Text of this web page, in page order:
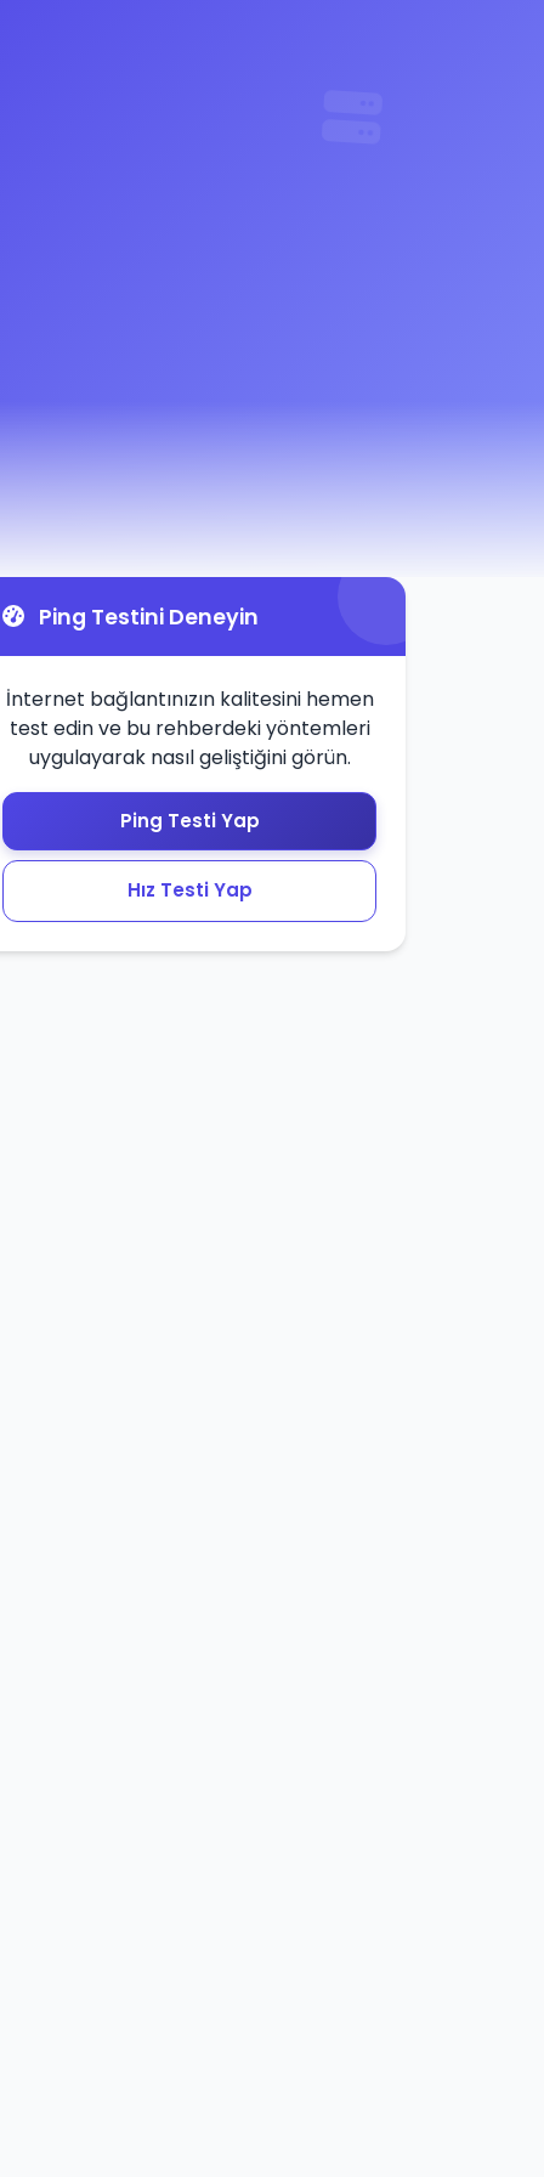
Ping Testini Deneyin
İnternet bağlantınızın kalitesini hemen
test edin ve bu rehberdeki yöntemleri
uygulayarak nasıl geliştiğini görün.
Ping Testi Yap
Hız Testi Yap